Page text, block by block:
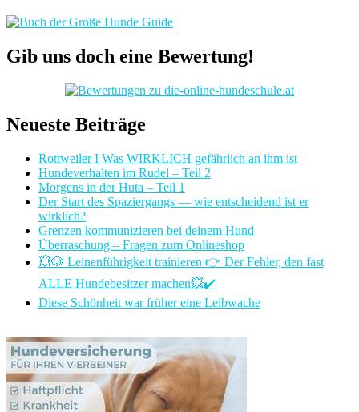
Gib uns doch eine Bewertung!
Neueste Beiträge
Rottweiler I Was WIRKLICH gefährlich an ihm ist
Hundeverhalten im Rudel – Teil 2
Morgens in der Huta – Teil 1
Der Start des Spaziergangs — wie entscheidend ist er
wirklich?
Grenzen kommunizieren bei deinem Hund
Überraschung – Fragen zum Onlineshop
💥🐶 Leinenführigkeit trainieren 👉 Der Fehler, den fast
ALLE Hundebesitzer machen💥✔️
Diese Schönheit war früher eine Leibwache